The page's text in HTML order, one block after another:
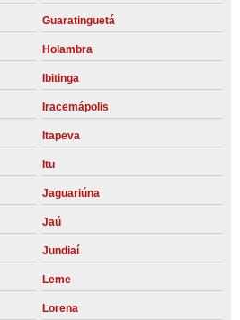
Guaratinguetá
Holambra
Ibitinga
Iracemápolis
Itapeva
Itu
Jaguariúna
Jaú
Jundiaí
Leme
Lorena